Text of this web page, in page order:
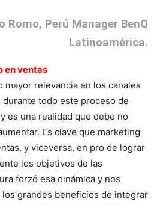
Romo, Perú Manager BenQ
Latinoamérica.
en ventas
mayor relevancia en los canales
todo este proceso de
es una realidad que debe no
Es clave que marketing
y viceversa, en pro de lograr
los objetivos de las
forzó esa dinámica y nos
los grandes beneficios de integrar